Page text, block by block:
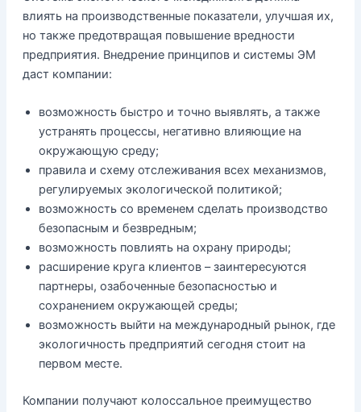
влиять на производственные показатели, улучшая их,
но также предотвращая повышение вредности
предприятия. Внедрение принципов и системы ЭМ
даст компании:
возможность быстро и точно выявлять, а также
устранять процессы, негативно влияющие на
окружающую среду;
правила и схему отслеживания всех механизмов,
регулируемых экологической политикой;
возможность со временем сделать производство
безопасным и безвредным;
возможность повлиять на охрану природы;
расширение круга клиентов – заинтересуются
партнеры, озабоченные безопасностью и
сохранением окружающей среды;
возможность выйти на международный рынок, где
экологичность предприятий сегодня стоит на
первом месте.
Компании получают колоссальное преимущество